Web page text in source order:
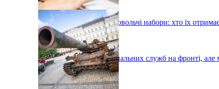
У Києві роздадуть продовольчі набори: хто їх
Тисячі робітників комунальних служб на фронті, але